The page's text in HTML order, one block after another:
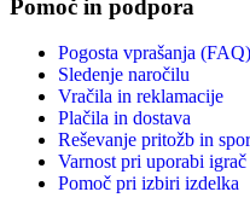
Pomoč in podpora
Pogosta vprašanja (FAQ)
Sledenje naročilu
Vračila in reklamacije
Plačila in dostava
Reševanje pritožb in
Varnost pri uporabi igrač
Pomoč pri izbiri izdelka